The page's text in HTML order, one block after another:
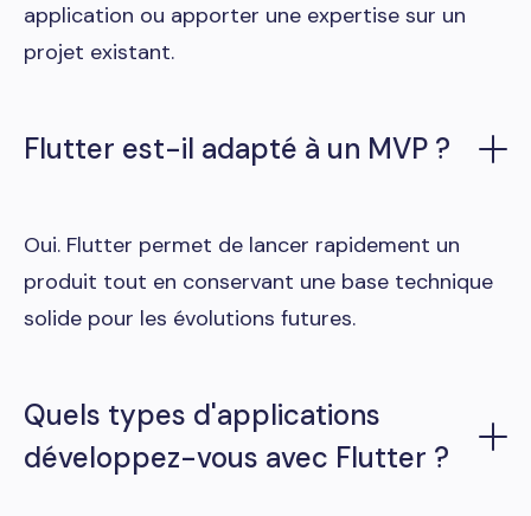
application ou apporter une expertise sur un
projet existant.
Flutter est-il adapté à un MVP ?
Oui. Flutter permet de lancer rapidement un
produit tout en conservant une base technique
solide pour les évolutions futures.
Quels types d'applications
développez-vous avec Flutter ?